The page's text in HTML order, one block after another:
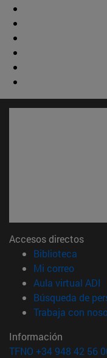
Accesos directos
Biblioteca
Mi correo(abre
Aula virtual ADI
Búsqueda de
Trabaja con
Información
TFNO +34 948 42 56